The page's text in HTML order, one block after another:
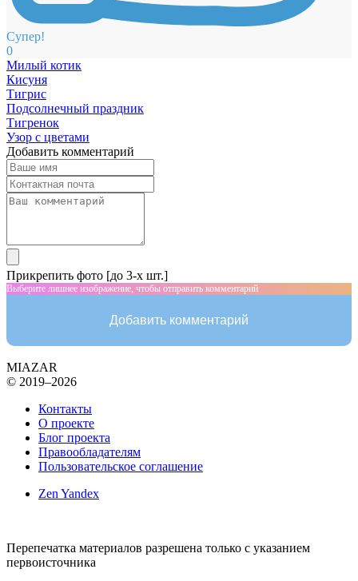
Супер!
0
Милый котик
Кисуня
Тигрис
Подсолнечный праздник
Тигренок
Узор с цветами
Добавить комментарий
Прикрепить фото [до 3-х шт.]
Выберите лишнее изображение, чтобы отправить комментарий
Добавить комментарий
MIAZAR
© 2019–2026
Контакты
О проекте
Блог проекта
Правообладателям
Пользовательское соглашение
Zen Yandex
Перепечатка материалов разрешена только с указанием
первоисточника